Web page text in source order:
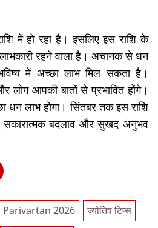
में हो रहा है। इसलिए इस राशि के
रहने वाला है। अचानक से धन
में अच्छा लाभ मिल सकता है।
लोग आपकी बातों से प्रभावित होंगे।
धन लाभ होगा। सिंतबर तक इस राशि
बदलाव और सुखद अनुभव
Parivartan 2026
ज्योतिष टिप्स